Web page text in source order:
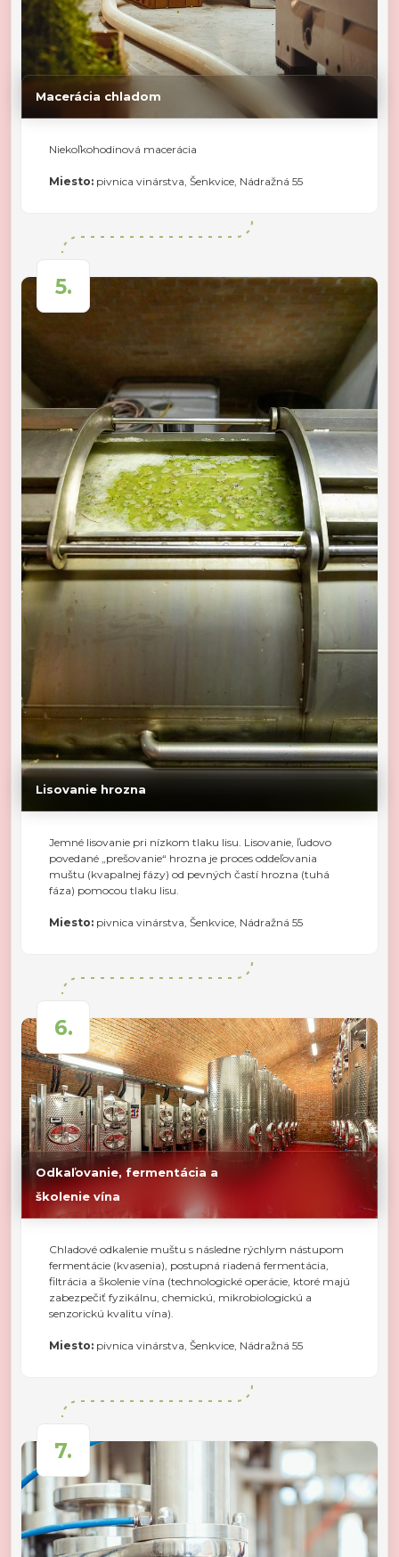
Macerácia chladom
Niekoľkohodinová macerácia
Miesto: pivnica vinárstva, Šenkvice, Nádražná 55
5.
Lisovanie hrozna
Jemné lisovanie pri nízkom tlaku lisu. Lisovanie, ľudovo
povedané „prešovanie“ hrozna je proces oddeľovania
muštu (kvapalnej fázy) od pevných častí hrozna (tuhá
fáza) pomocou tlaku lisu.
Miesto: pivnica vinárstva, Šenkvice, Nádražná 55
6.
Odkaľovanie, fermentácia a
školenie vína
Chladové odkalenie muštu s následne rýchlym nástupom
fermentácie (kvasenia), postupná riadená fermentácia,
filtrácia a školenie vína (technologické operácie, ktoré majú
zabezpečiť fyzikálnu, chemickú, mikrobiologickú a
senzorickú kvalitu vína).
Miesto: pivnica vinárstva, Šenkvice, Nádražná 55
7.